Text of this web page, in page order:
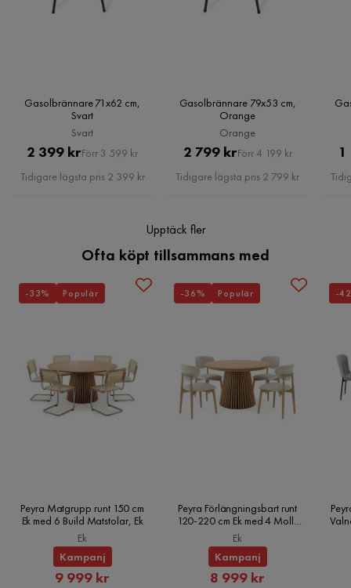
Läs våra Köpvillkor för mer information.
Gasolbrännare 71x62 cm,
Svart
Svart
Pris
2 399 krOriginal
Pris
Förr 3 599 kr
Tidigare lägsta pris 2 399 kr
Gasolbrännare 79x53 cm,
Orange
Orange
Pris
2 799 krOriginal
Pris
Förr 4 199 kr
Tidigare lägsta pris 2 799 kr
Upptäck fler
Ofta köpt tillsammans med
Peyra Matgrupp runt 150 cm
Ek med 6 Build Matstolar, Ek
Ek
Kampanj
Rabatterat
9 999 kr
-33% Populär
Peyra Förlängningsbart runt
120-220 cm Ek med 4 Molly
Matstolar, Ek
Ek
Kampanj
Rabatterat
8 999 kr
-36% Populär -